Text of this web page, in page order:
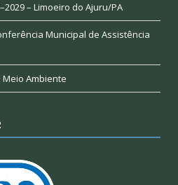
– Limoeiro do Ajuru/PA
Municipal de Assistência
Ambiente